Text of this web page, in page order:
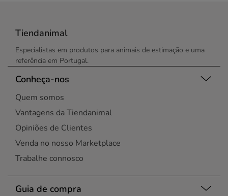
Tiendanimal
Especialistas em produtos para animais de estimação e uma
referência em Portugal.
Conheça-nos
Quem somos
Vantagens da Tiendanimal
Opiniões de Clientes
Venda no nosso Marketplace
Trabalhe connosco
Guia de compra